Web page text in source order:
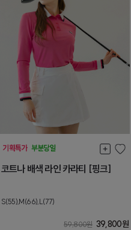
코트나 배색 라인 카라티 [핑크]
S(55),M(66),L(77)
59,800원 39,800원